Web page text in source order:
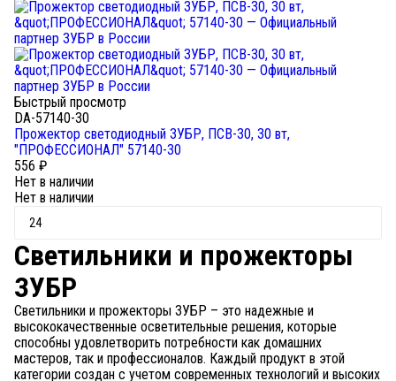
Быстрый просмотр
DA-57140-30
Прожектор светодиодный ЗУБР, ПСВ-30, 30 вт,
"ПРОФЕССИОНАЛ" 57140-30
556 ₽
Нет в наличии
Нет в наличии
Светильники и прожекторы
ЗУБР
Светильники и прожекторы ЗУБР – это надежные и
высококачественные осветительные решения, которые
способны удовлетворить потребности как домашних
мастеров, так и профессионалов. Каждый продукт в этой
категории создан с учетом современных технологий и высоких